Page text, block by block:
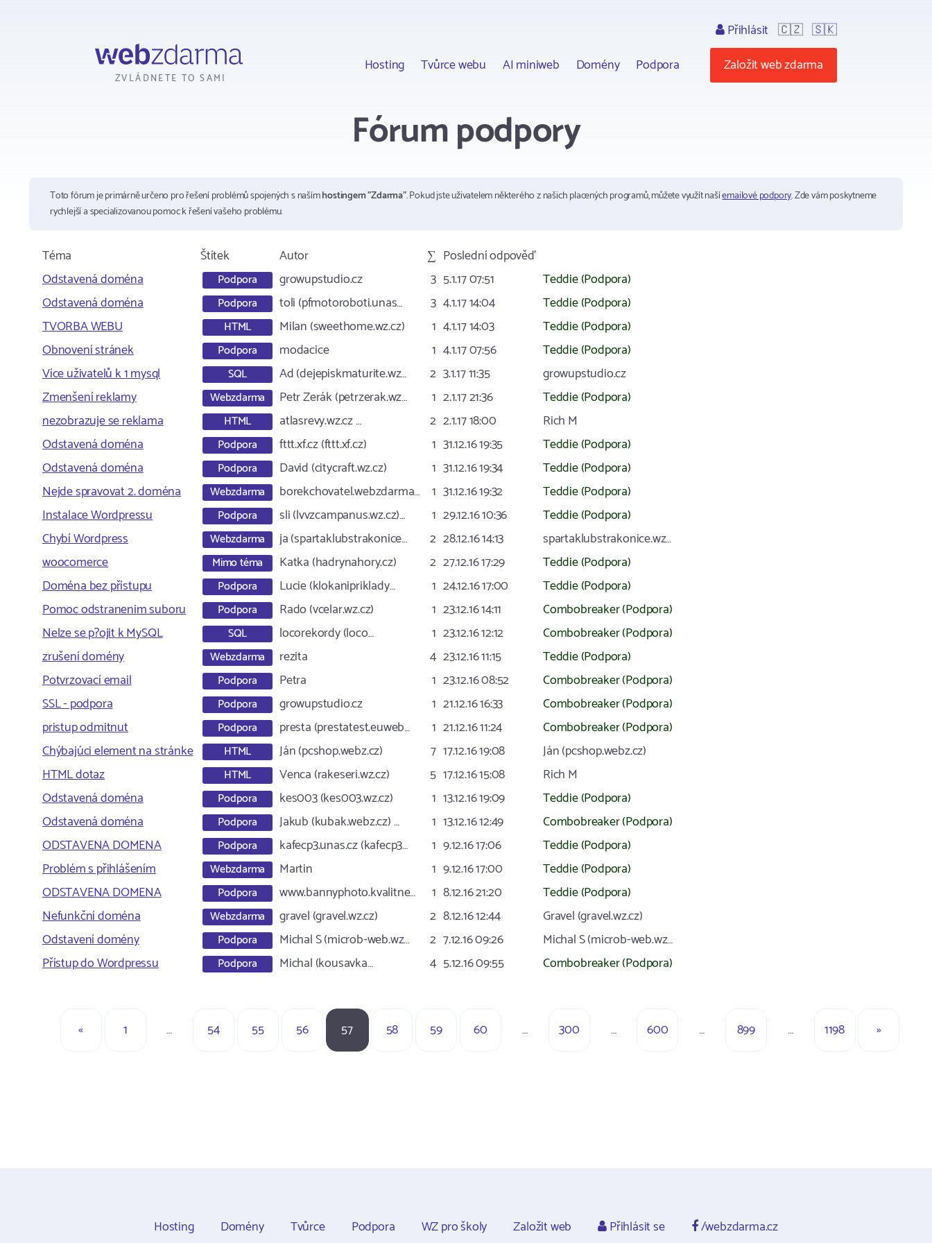
ZVLÁDNETE TO SAMI
Hosting Tvůrce webu AI miniweb Domény Podpora
Přihlásit 🇨🇿 🇸🇰
Založit web zdarma
Fórum podpory
Toto fórum je primárně určeno pro řešení problémů spojených s našímhostingem "Zdarma". Pokud jste uživatelem některého z našich placených programů, můžete využít našíemailové podpory. Zde vám poskytneme
rychlejší a specializovanou pomoc k řešení vašeho problému.
Téma Štítek Autor ∑ Poslední odpověď
Odstavená doména
Podpora growupstudio.cz 3 5.1.17 07:51
Teddie (Podpora)
Odstavená doména
Podpora toli (pfmotoroboti.unas… 3 4.1.17 14:04
Teddie (Podpora)
TVORBA WEBU
HTML Milan (sweethome.wz.cz) 1 4.1.17 14:03
Teddie (Podpora)
Obnovení stránek
Podpora modacice 1 4.1.17 07:56
Teddie (Podpora)
Více uživatelů k 1 mysql
SQL Ad (dejepiskmaturite.wz… 2 3.1.17 11:35
growupstudio.cz
Zmenšení reklamy
Webzdarma Petr Zerák (petrzerak.wz… 1 2.1.17 21:36
Teddie (Podpora)
nezobrazuje se reklama
HTML atlasrevy.wz.cz … 2 2.1.17 18:00
Rich M
Odstavená doména
Podpora fttt.xf.cz (fttt.xf.cz) 1 31.12.16 19:35
Teddie (Podpora)
Odstavená doména
Podpora David (citycraft.wz.cz) 1 31.12.16 19:34
Teddie (Podpora)
Nejde spravovat 2. doména
Webzdarma borekchovatel.webzdarma… 1 31.12.16 19:32
Teddie (Podpora)
Instalace Wordpressu
Podpora sli (lvvzcampanus.wz.cz)… 1 29.12.16 10:36
Teddie (Podpora)
Chybí Wordpress
Webzdarma ja (spartaklubstrakonice… 2 28.12.16 14:13
spartaklubstrakonice.wz…
woocomerce
Mimo téma Katka (hadrynahory.cz) 2 27.12.16 17:29
Teddie (Podpora)
Doména bez přístupu
Podpora Lucie (klokanipriklady… 1 24.12.16 17:00
Teddie (Podpora)
Pomoc odstranenim suboru
Podpora Rado (vcelar.wz.cz) 1 23.12.16 14:11
Combobreaker (Podpora)
Nelze se p?ojit k MySQL
SQL locorekordy (loco… 1 23.12.16 12:12
Combobreaker (Podpora)
zrušení domény
Webzdarma rezita 4 23.12.16 11:15
Teddie (Podpora)
Potvrzovací email
Podpora Petra 1 23.12.16 08:52
Combobreaker (Podpora)
SSL - podpora
Podpora growupstudio.cz 1 21.12.16 16:33
Combobreaker (Podpora)
pristup odmitnut
Podpora presta (prestatest.euweb… 1 21.12.16 11:24
Combobreaker (Podpora)
Chýbajúci element na stránke
HTML Ján (pcshop.webz.cz) 7 17.12.16 19:08
Ján (pcshop.webz.cz)
HTML dotaz
HTML Venca (rakeseri.wz.cz) 5 17.12.16 15:08
Rich M
Odstavená doména
Podpora kes003 (kes003.wz.cz) 1 13.12.16 19:09
Teddie (Podpora)
Odstavená doména
Podpora Jakub (kubak.webz.cz) … 1 13.12.16 12:49
Combobreaker (Podpora)
ODSTAVENA DOMENA
Podpora kafecp3.unas.cz (kafecp3… 1 9.12.16 17:06
Teddie (Podpora)
Problém s přihlášením
Webzdarma Martin 1 9.12.16 17:00
Teddie (Podpora)
ODSTAVENA DOMENA
Podpora www.bannyphoto.kvalitne… 1 8.12.16 21:20
Teddie (Podpora)
Nefunkční doména
Webzdarma gravel (gravel.wz.cz) 2 8.12.16 12:44
Gravel (gravel.wz.cz)
Odstavení domény
Podpora Michal S (microb-web.wz… 2 7.12.16 09:26
Michal S (microb-web.wz…
Přístup do Wordpressu
Podpora Michal (kousavka… 4 5.12.16 09:55 Combobreaker (Podpora)
« 1 … 54 55 56 57 58 59 60 … 300 … 600 … 899 … 1198 »
Hosting Domény Tvůrce Podpora WZ pro školy Založit web Přihlásit se /webzdarma.cz